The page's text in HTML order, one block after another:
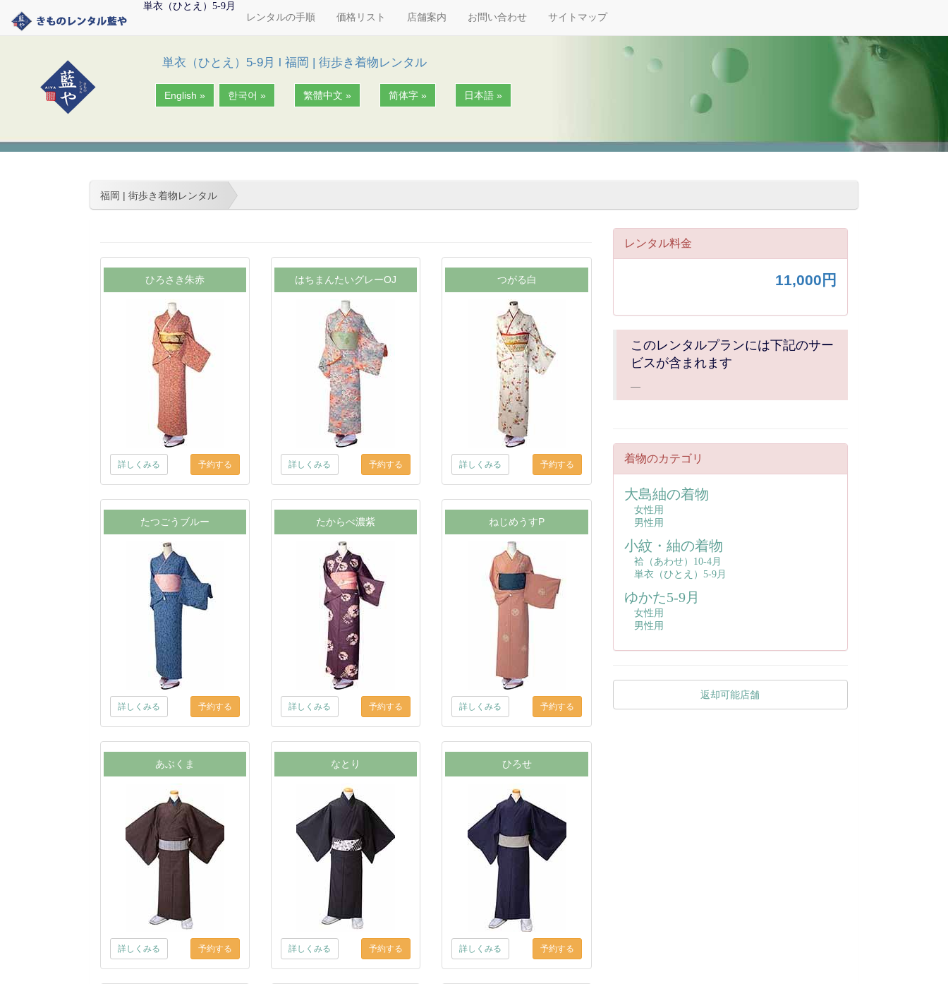
単衣（ひとえ）5‐9月
レンタルの手順
価格リスト 店舗案内 お問い合わせ サイトマップ
単衣（ひとえ）5‐9月 l 福岡 | 街歩き着物レンタル
English » 한국어 » 繁體中文 » 简体字 » 日本語 »
福岡 | 街歩き着物レンタル
ひろさき朱赤
詳しくみる
はちまんたいグレーOJ
詳しくみる
つがる白
詳しくみる
たつごうブルー
詳しくみる
たからべ濃紫
詳しくみる
ねじめうすP
詳しくみる
あぶくま
詳しくみる
なとり
詳しくみる
ひろせ
詳しくみる
レンタル料金
11,000円
このレンタルプランには下記のサー
ビスが含まれます
着物のカテゴリ
大島紬の着物
女性用
男性用
小紋・紬の着物
袷（あわせ）10-4月
単衣（ひとえ）5‐9月
ゆかた5-9月
女性用
男性用
返却可能店舗